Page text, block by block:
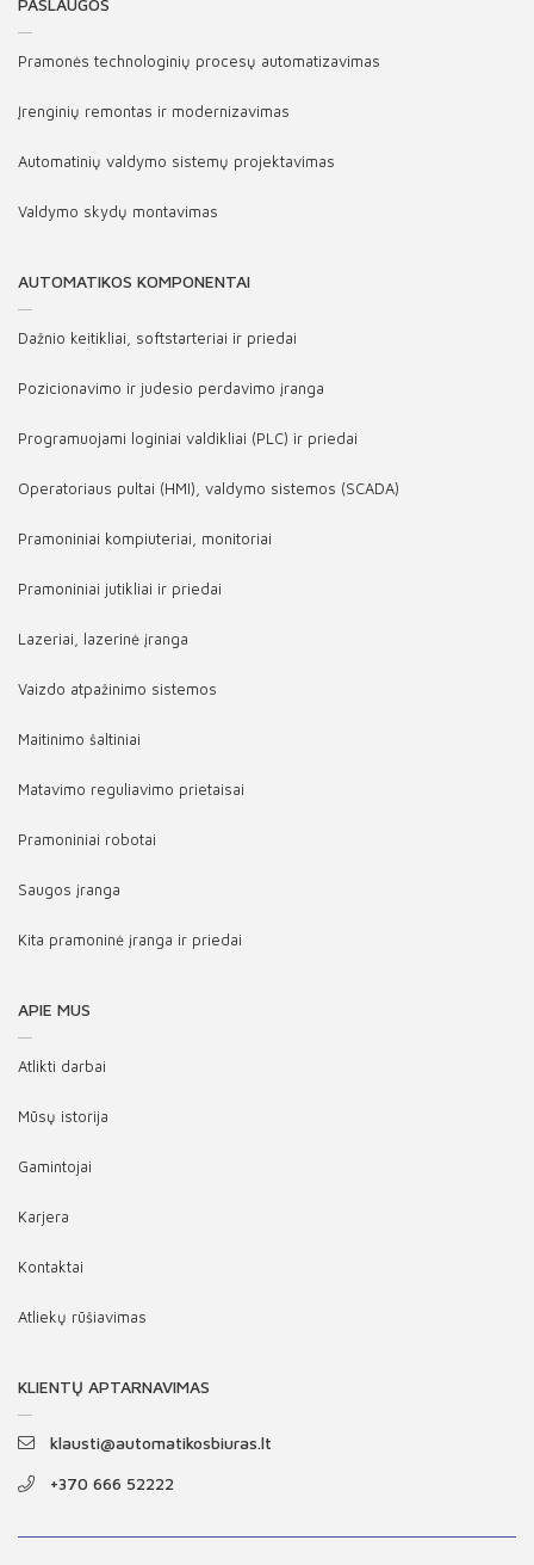
PASLAUGOS
Pramonės technologinių procesų automatizavimas
Įrenginių remontas ir modernizavimas
Automatinių valdymo sistemų projektavimas
Valdymo skydų montavimas
AUTOMATIKOS KOMPONENTAI
Dažnio keitikliai, softstarteriai ir priedai
Pozicionavimo ir judesio perdavimo įranga
Programuojami loginiai valdikliai (PLC) ir priedai
Operatoriaus pultai (HMI), valdymo sistemos (SCADA)
Pramoniniai kompiuteriai, monitoriai
Pramoniniai jutikliai ir priedai
Lazeriai, lazerinė įranga
Vaizdo atpažinimo sistemos
Maitinimo šaltiniai
Matavimo reguliavimo prietaisai
Pramoniniai robotai
Saugos įranga
Kita pramoninė įranga ir priedai
APIE MUS
Atlikti darbai
Mūsų istorija
Gamintojai
Karjera
Kontaktai
Atliekų rūšiavimas
KLIENTŲ APTARNAVIMAS
klausti@automatikosbiuras.lt
+370 666 52222